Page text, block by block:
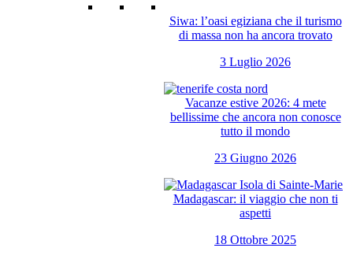
Siwa: l’oasi egiziana che il turismo
di massa non ha ancora trovato
3 Luglio 2026
Vacanze estive 2026: 4 mete
bellissime che ancora non conosce
tutto il mondo
23 Giugno 2026
Madagascar: il viaggio che non ti
aspetti
18 Ottobre 2025